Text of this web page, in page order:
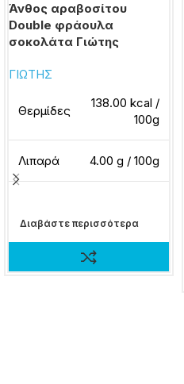
Άνθος αραβοσίτου
Double φράουλα
σοκολάτα Γιώτης
ΓΙΩΤΗΣ
Θερμίδες
138.00 kcal /
100g
Λιπαρά 4.00 g / 100g
Διαβάστε περισσότερα